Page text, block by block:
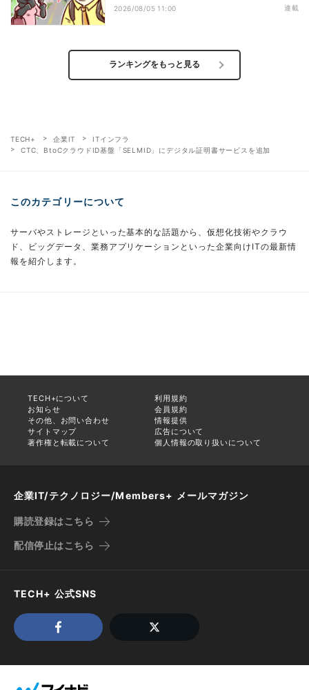
2026/08/05 11:00 連載
ランキングをもっと見る
TECH+ 企業IT
ITインフラ
CTC、BtoCクラウドID基盤「SELMID」にデジタル証明書サービスを追加
このカテゴリーについて
サーバやストレージといった基本的な話題から、仮想化技術やクラウ
ド、ビッグデータ、業務アプリケーションといった企業向けITの最新情
報を紹介します。
TECH+について
利用規約
お知らせ
会員規約
その他、お問い合わせ
情報提供
サイトマップ
広告について
著作権と転載について
個人情報の取り扱いについて
企業IT/テクノロジー/Members+ メールマガジン
購読登録はこちら
配信停止はこちら
TECH+ 公式SNS